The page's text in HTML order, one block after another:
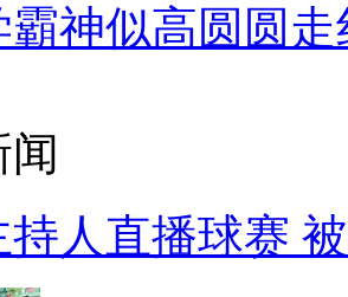
霸神似高圆圆走
持人直播球赛